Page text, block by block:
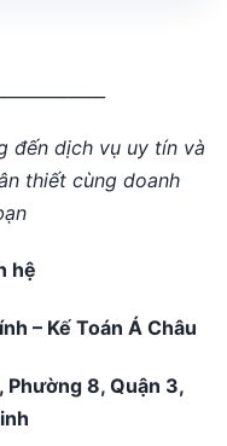
đến dịch vụ uy tín và
thiết cùng doanh
hệ
– Kế Toán Á Châu
Phường 8, Quận 3,